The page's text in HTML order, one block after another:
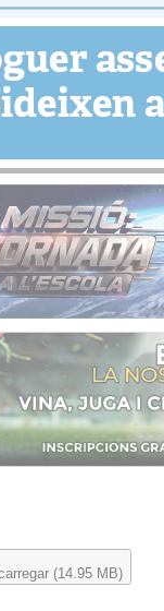
(14.95 MB)